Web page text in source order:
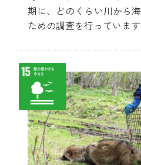
期に、どのくらい川から
ための調査を行っています